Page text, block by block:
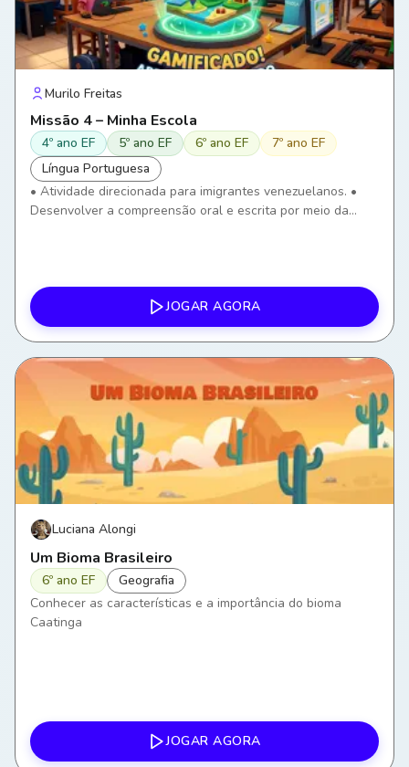
Murilo Freitas
Missão 4 – Minha Escola
4º ano EF 5º ano EF 6º ano EF
7º ano EF
Língua Portuguesa
• Atividade direcionada para imigrantes venezuelanos. •
Desenvolver a compreensão oral e escrita por meio da
Utilizar o português em situações reais de convivência
escolar. • Desenvolver autonomia para comunicar
necessidades dentro da escola. • Utilizar tecnologias
digitais como ferramenta de aprendizagem.
JOGAR AGORA
Luciana Alongi
Um Bioma Brasileiro
6º ano EF
Geografia
Conhecer as características e a importância do bioma
Caatinga
JOGAR AGORA